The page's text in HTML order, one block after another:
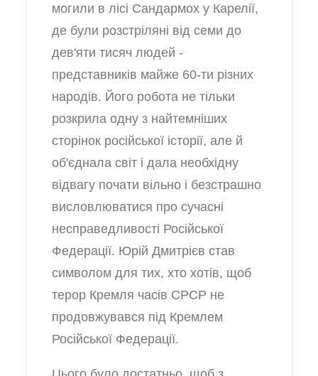
могили в лісі Сандармох у Карелії,
де були розстріляні від семи до
дев'яти тисяч людей -
представників майже 60-ти різних
народів. Його робота не тільки
розкрила одну з найтемніших
сторінок російської історії, але й
об'єднала світ і дала необхідну
відвагу почати вільно і безстрашно
висловлюватися про сучасні
несправедливості Російської
Федерації. Юрій Дмитрієв став
символом для тих, хто хотів, щоб
терор Кремля часів СРСР не
продовжувався під Кремлем
Російської Федерації.